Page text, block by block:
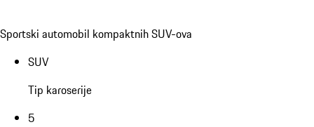
Sportski automobil kompaktnih SUV-ova
SUV
Tip karoserije
5